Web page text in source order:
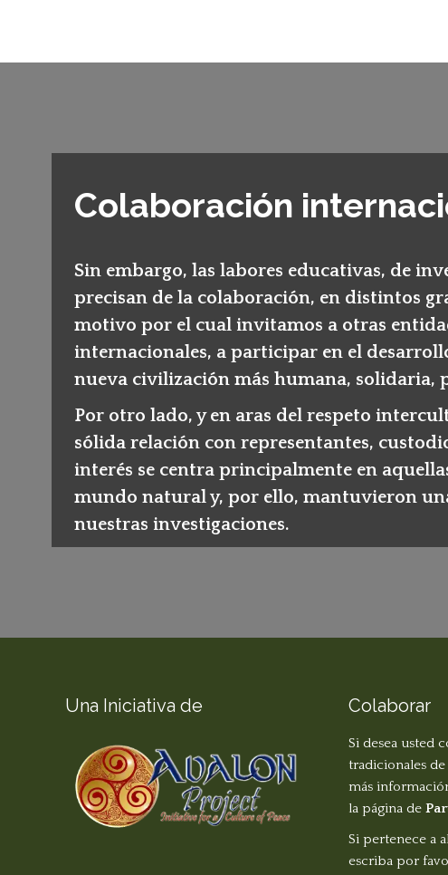
Colaboración
Sin embargo, las labores educativas, de
precisan de la colaboración, en distintos
motivo por el cual invitamos a otras
internacionales, a participar en el
nueva civilización más humana, solidaria,
Por otro lado, y en aras del respeto
sólida relación con representantes,
interés se centra principalmente en
mundo natural y, por ello, mantuvieron
nuestras investigaciones.
Una Iniciativa de Colaborar
Si desea usted
tradicionales
más
la página de
Si pertenece a
escriba por